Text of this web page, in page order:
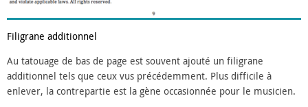
Filigrane additionnel
Au tatouage de bas de page est souvent ajouté un filigrane
additionnel tels que ceux vus précédemment. Plus difficile à
enlever, la contrepartie est la gène occasionnée pour le musicien.